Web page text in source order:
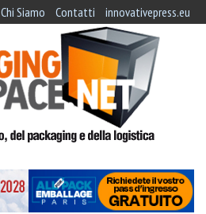
Chi Siamo Contatti innovativepress.eu